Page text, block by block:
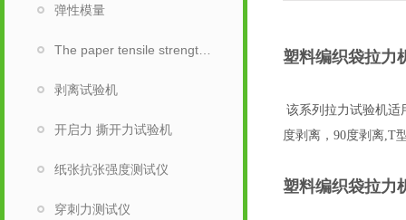
塑料编织袋拉力
该系列拉力试验机适
度剥离，90度剥离,T
塑料编织袋拉力
弹性模量
剥离试验机
开启力 撕开力试验机
纸张抗张强度测试仪
穿刺力测试仪